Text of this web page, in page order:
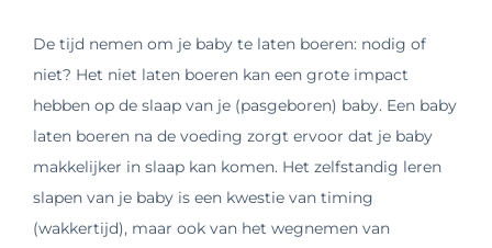
De tijd nemen om je baby te laten boeren: nodig of
niet? Het niet laten boeren kan een grote impact
hebben op de slaap van je (pasgeboren) baby. Een baby
laten boeren na de voeding zorgt ervoor dat je baby
makkelijker in slaap kan komen. Het zelfstandig leren
slapen van je baby is een kwestie van timing
(wakkertijd), maar ook van het wegnemen van